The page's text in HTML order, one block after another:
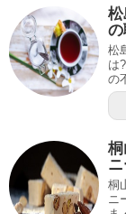
松
は
の
桐
ニ